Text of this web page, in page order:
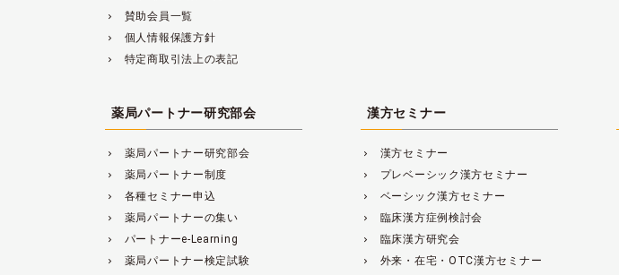
navigate_next 賛助会員一覧
navigate_next 個人情報保護方針
navigate_next 特定商取引法上の表記
薬局パートナー研究部会
navigate_next 薬局パートナー研究部会
navigate_next 薬局パートナー制度
navigate_next 各種セミナー申込
navigate_next 薬局パートナーの集い
navigate_next パートナーe-Learning
navigate_next 薬局パートナー検定試験
漢方セミナー
navigate_next 漢方セミナー
navigate_next プレベーシック漢方セミナー
navigate_next ベーシック漢方セミナー
navigate_next 臨床漢方症例検討会
navigate_next 臨床漢方研究会
navigate_next 外来・在宅・OTC漢方セミナー